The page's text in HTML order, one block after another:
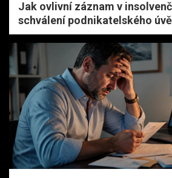
Jak ovlivní záznam v
schválení podnikatelského